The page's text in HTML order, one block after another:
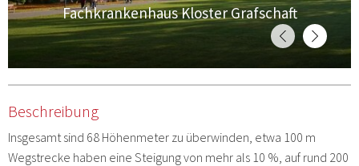
Fachkrankenhaus Kloster Grafschaft
Beschreibung
Insgesamt sind 68 Höhenmeter zu überwinden, etwa 100 m
Wegstrecke haben eine Steigung von mehr als 10 %, auf rund 200